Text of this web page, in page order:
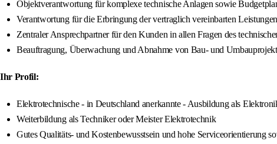
Objektverantwortung für komplexe technische Anlagen sowie
Verantwortung für die Erbringung der vertraglich vereinbarten Leistungen
Zentraler Ansprechpartner für den Kunden in allen Fragen des
Beauftragung, Überwachung und Abnahme von Bau- und
Ihr Profil:
Elektrotechnische - in Deutschland anerkannte - Ausbildung als
Weiterbildung als Techniker oder Meister Elektrotechnik
Gutes Qualitäts- und Kostenbewusstsein und hohe Serviceorientierung